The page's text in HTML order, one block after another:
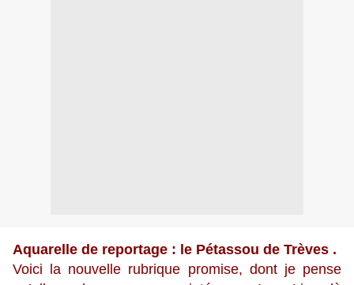
Aquarelle de reportage : le Pétassou de Trèves .
Voici la nouvelle rubrique promise, dont je pense